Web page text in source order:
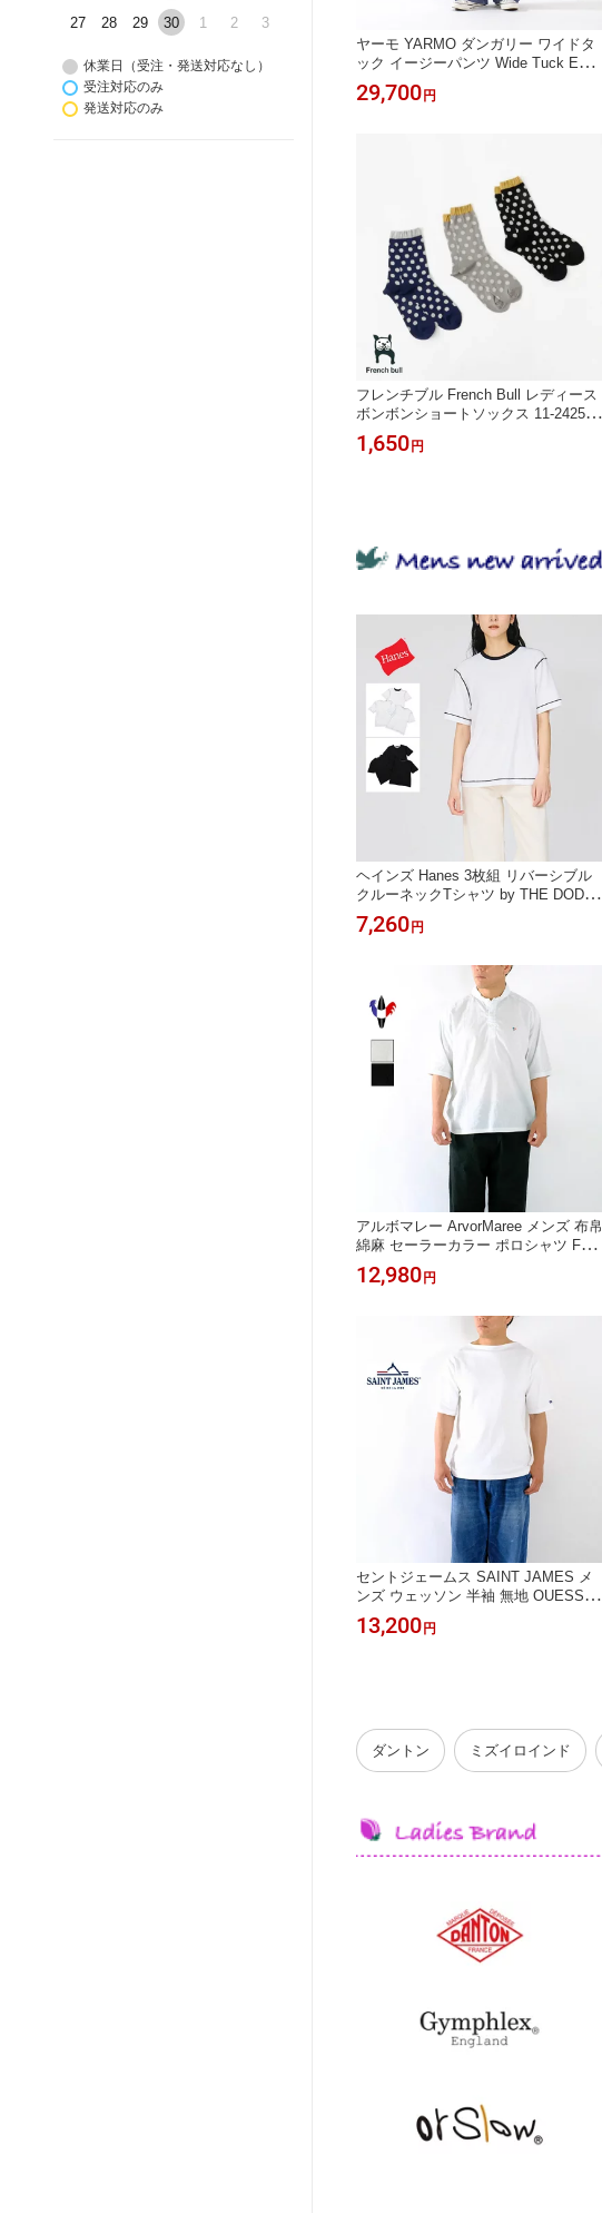
27 28 29 30 1 2 3
休業日（受注・発送対応なし）
受注対応のみ
発送対応のみ
ヤーモ YARMO ダンガリー ワイドタ
ック イージーパンツ Wide Tuck East
PT YAR-26AW P40D コットン リネン
＊送料無料＊《即日発送》2026’秋冬
29,700円
フレンチブル French Bull レディース
ボンボンショートソックス 11-24252
＊メール便＊《即日発送》2026'春夏
1,650円
ヘインズ Hanes 3枚組 リバーシブル
クルーネックTシャツ by THE DODO
JEAN HW1-D702 百々千晴《即日発
送》＊送料無料＊2026'春夏
7,260 円
アルボマレー ArvorMaree メンズ 布帛
綿麻 セーラーカラー ポロシャツ FUH
AKU SAILOR POLO FHK-SAPO ＊送
料無料＊《即日発送》2026’春夏
12,980 円
セントジェームス SAINT JAMES メ
ンズ ウェッソン 半袖 無地 OUESSA
NT SHORT SLEEVE SHIRTS ユニセ
ックス バスクシャツ【正規日本代理
13,200 円
ダントン ミズイロインド